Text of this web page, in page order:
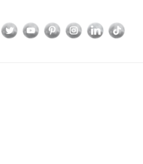
Facebook
TwitterYouTubePinterestInstagram